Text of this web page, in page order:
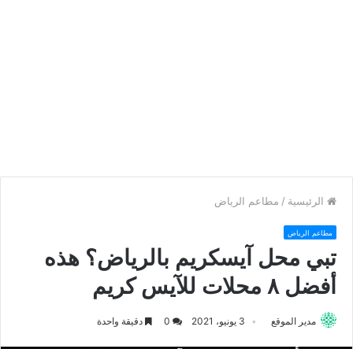
الرئيسية / مطاعم الرياض
مطاعم الرياض
تبي محل آيسكريم بالرياض؟ هذه
أفضل ٨ محلات للآيس كريم
مدير الموقع 3 يونيو، 2021 دقيقة واحدة